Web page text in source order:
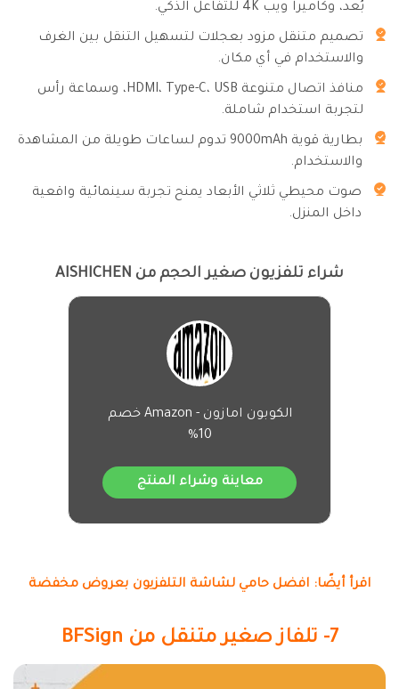
بُعد، وكاميرا ويب 4K للتفاعل الذكي.
تصميم متنقل مزود بعجلات لتسهيل التنقل بين الغرف
والاستخدام في أي مكان.
منافذ اتصال متنوعة HDMI، Type-C، USB، وسماعة رأس
لتجربة استخدام شاملة.
بطارية قوية 9000mAh تدوم لساعات طويلة من المشاهدة
والاستخدام.
صوت محيطي ثلاثي الأبعاد يمنح تجربة سينمائية واقعية
داخل المنزل.
شراء تلفزيون صغير الحجم من AISHICHEN
الكوبون امازون - Amazon خصم
10%
معاينة وشراء المنتج
اقرأ أيضًا: افضل حامي لشاشة التلفزيون بعروض مخفضة
7- تلفاز صغير متنقل من BFSign